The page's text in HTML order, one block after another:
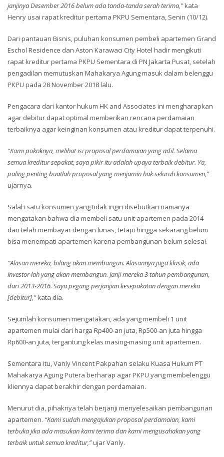
janjinya Desember 2016 belum ada tanda-tanda serah terima,”kata
Henry usai rapat kreditur pertama PKPU Sementara, Senin (10/12).
Dari pantauan Bisnis, puluhan konsumen pembeli apartemen Grand
Eschol Residence dan Aston Karawaci City Hotel hadir mengikuti
rapat kreditur pertama PKPU Sementara di PN Jakarta Pusat, setelah
pengadilan memutuskan Mahakarya Agung masuk dalam belenggu
PKPU pada 28 November 2018 lalu.
Pengacara dari kantor hukum HK and Associates ini mengharapkan
agar debitur dapat optimal memberikan rencana perdamaian
terbaiknya agar keinginan konsumen atau kreditur dapat terpenuhi.
“Kami pokoknya, melihat isi proposal perdamaian yang adil. Selama
semua kreditur sepakat, saya pikir itu adalah upaya terbaik debitur. Ya,
paling penting buatlah proposal yang menjamin hak seluruh konsumen,”
ujarnya.
Salah satu konsumen yang tidak ingin disebutkan namanya
mengatakan bahwa dia membeli satu unit apartemen pada 2014
dan telah membayar dengan lunas, tetapi hingga sekarang belum
bisa menempati apartemen karena pembangunan belum selesai.
“Alasan mereka, bilang akan membangun. Alasannya juga klasik, ada
investor lah yang akan membangun. Janji mereka 3 tahun pembangunan,
dari 2013-2016. Saya pegang perjanjian kesepakatan dengan mereka
[debitur],”kata dia.
Sejumlah konsumen mengatakan, ada yang membeli 1 unit
apartemen mulai dari harga Rp400-an juta, Rp500-an juta hingga
Rp600-an juta, tergantung kelas masing-masing unit apartemen.
Sementara itu, Vanly Vincent Pakpahan selaku Kuasa Hukum PT
Mahakarya Agung Putera berharap agar PKPU yang membelenggu
kliennya dapat berakhir dengan perdamaian.
Menurut dia, pihaknya telah berjanji menyelesaikan pembangunan
apartemen. “Kami sudah mengajukan proposal perdamaian, kami
terbuka jika ada masukan kami terima dan kami mengusahakan yang
terbaik untuk semua kreditur,”ujar Vanly.